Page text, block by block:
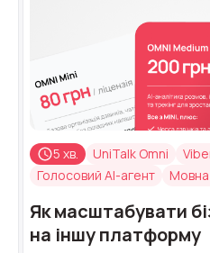
5 хв. UniTalk Omni
Голосовий AI-агент
Мовна
Як масштабувати
на іншу платформу